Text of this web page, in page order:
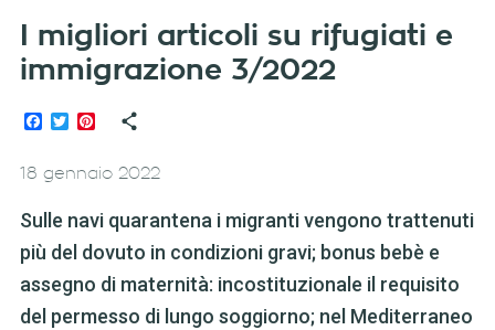
I migliori articoli su rifugiati e
immigrazione 3/2022
Facebook
TwitterPinterest
18 gennaio 2022
Sulle navi quarantena i migranti vengono trattenuti
più del dovuto in condizioni gravi; bonus bebè e
assegno di maternità: incostituzionale il requisito
del permesso di lungo soggiorno; nel Mediterraneo